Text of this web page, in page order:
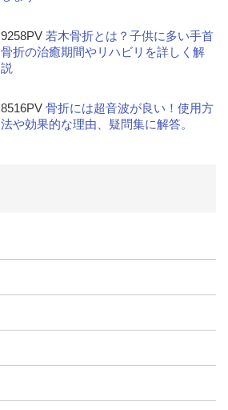
9258PV 若木骨折とは？子供に多い手首
骨折の治癒期間やリハビリを詳しく解
説
8516PV骨折には超音波が良い！使用方
法や効果的な理由、疑問集に解答。